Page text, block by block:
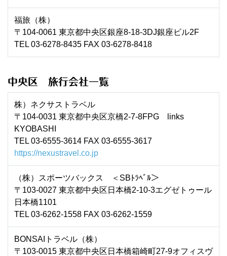
福旅（株）
〒104-0061 東京都中央区銀座8-18-3DJ銀座ビル2F
TEL 03-6278-8435 FAX 03-6278-8418
中央区 旅行会社一覧
株）ネクサストラベル
〒104-0031 東京都中央区京橋2-7-8FPG links
KYOBASHI
TEL 03-6555-3614 FAX 03-6555-3617
https://nexustravel.co.jp
（株）スポーツバックス ＜SBﾄﾗﾍﾞﾙ＞
〒103-0027 東京都中央区日本橋2-10-3エグゼトゥール
日本橋1101
TEL 03-6262-1558 FAX 03-6262-1559
BONSAIトラベル（株）
〒103-0015 東京都中央区日本橋箱崎町27-9オフィスヴ